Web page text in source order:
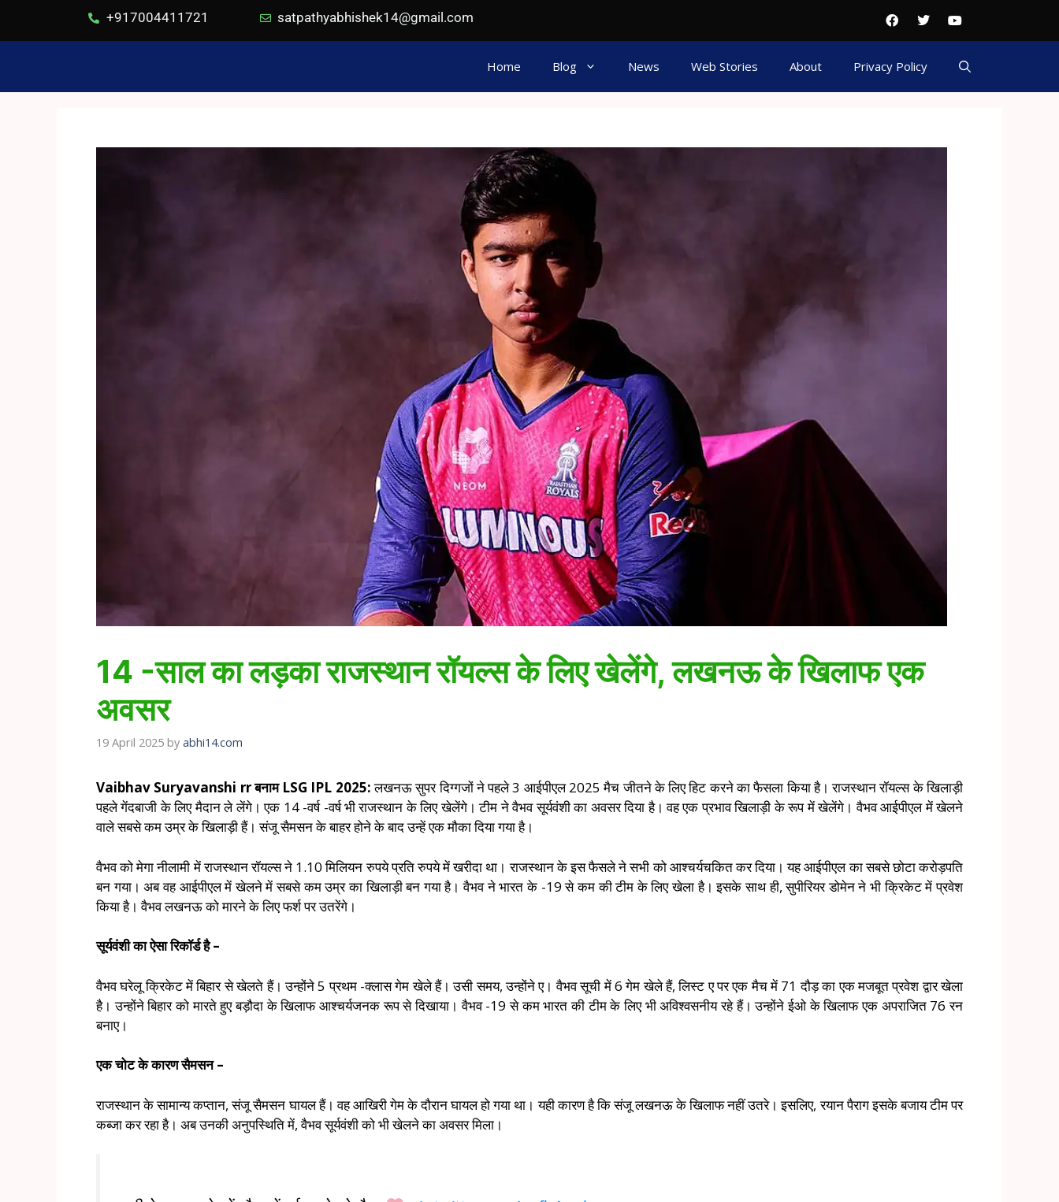
+917004411721 satpathyabhishek14@gmail.com
Home Blog News Web Stories About Privacy Policy
14 -साल का लड़का राजस्थान रॉयल्स के लिए खेलेंगे, लखनऊ के खिलाफ एक
अवसर
19 April 2025 by abhi14.com
Vaibhav Suryavanshi rr बनाम LSG IPL 2025:लखनऊ सुपर दिग्गजों ने पहले 3 आईपीएल 2025 मैच जीतने के लिए हिट करने का फैसला किया है। राजस्थान रॉयल्स के खिलाड़ी
पहले गेंदबाजी के लिए मैदान ले लेंगे। एक 14 -वर्ष -वर्ष भी राजस्थान के लिए खेलेंगे। टीम ने वैभव सूर्यवंशी का अवसर दिया है। वह एक प्रभाव खिलाड़ी के रूप में खेलेंगे। वैभव आईपीएल में खेलने
वाले सबसे कम उम्र के खिलाड़ी हैं। संजू सैमसन के बाहर होने के बाद उन्हें एक मौका दिया गया है।
वैभव को मेगा नीलामी में राजस्थान रॉयल्स ने 1.10 मिलियन रुपये प्रति रुपये में खरीदा था। राजस्थान के इस फैसले ने सभी को आश्चर्यचकित कर दिया। यह आईपीएल का सबसे छोटा करोड़पति
बन गया। अब वह आईपीएल में खेलने में सबसे कम उम्र का खिलाड़ी बन गया है। वैभव ने भारत के -19 से कम की टीम के लिए खेला है। इसके साथ ही, सुपीरियर डोमेन ने भी क्रिकेट में प्रवेश
किया है। वैभव लखनऊ को मारने के लिए फर्श पर उतरेंगे।
सूर्यवंशी का ऐसा रिकॉर्ड है –
वैभव घरेलू क्रिकेट में बिहार से खेलते हैं। उन्होंने 5 प्रथम -क्लास गेम खेले हैं। उसी समय, उन्होंने ए। वैभव सूची में 6 गेम खेले हैं, लिस्ट ए पर एक मैच में 71 दौड़ का एक मजबूत प्रवेश द्वार खेला
है। उन्होंने बिहार को मारते हुए बड़ौदा के खिलाफ आश्चर्यजनक रूप से दिखाया। वैभव -19 से कम भारत की टीम के लिए भी अविश्वसनीय रहे हैं। उन्होंने ईओ के खिलाफ एक अपराजित 76 रन
बनाए।
एक चोट के कारण सैमसन –
राजस्थान के सामान्य कप्तान, संजू सैमसन घायल हैं। वह आखिरी गेम के दौरान घायल हो गया था। यही कारण है कि संजू लखनऊ के खिलाफ नहीं उतरे। इसलिए, रयान पैराग इसके बजाय टीम पर
कब्जा कर रहा है। अब उनकी अनुपस्थिति में, वैभव सूर्यवंशी को भी खेलने का अवसर मिला।